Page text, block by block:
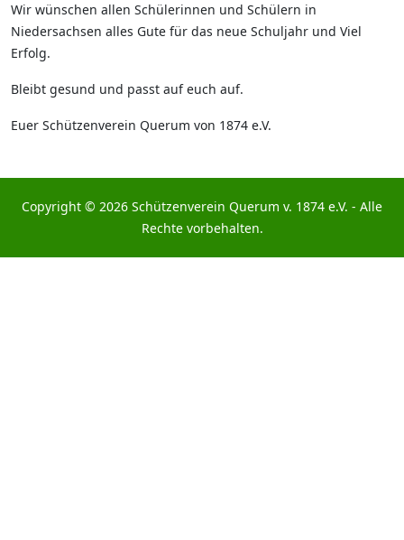
Wir wünschen allen Schülerinnen und Schülern in
Niedersachsen alles Gute für das neue Schuljahr und Viel
Erfolg.
Bleibt gesund und passt auf euch auf.
Euer Schützenverein Querum von 1874 e.V.
Copyright © 2026 Schützenverein Querum v. 1874 e.V. - Alle
Rechte vorbehalten.